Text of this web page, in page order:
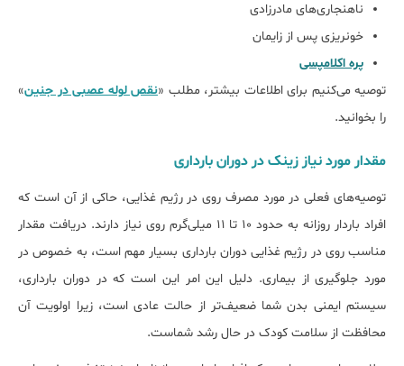
ناهنجاری‌های مادرزادی
خونریزی پس از زایمان
پره اکلامپسی
توصیه می‌کنیم برای اطلاعات بیشتر، مطلب «نقص لوله عصبی در جنین»
را بخوانید.
ﻣﻘﺪار ﻣﻮرد ﻧﯿﺎز زینک در دوران ﺑﺎرداری
توصیه‌های فعلی در مورد مصرف روی در رژیم غذایی، حاکی از آن است که
افراد باردار روزانه به حدود ۱۰ تا ۱۱ میلی‌گرم روی نیاز دارند. دریافت مقدار
مناسب روی در رژیم غذایی دوران بارداری بسیار مهم است، به خصوص در
مورد جلوگیری از بیماری. دلیل این امر این است که در دوران بارداری،
سیستم ایمنی بدن شما ضعیف‌تر از حالت عادی است، زیرا اولویت آن
محافظت از سلامت کودک در حال رشد شماست.